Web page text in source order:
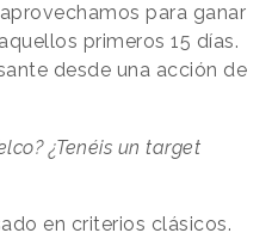
para ganar
primeros 15 días.
desde una acción de
¿Tenéis un target
en criterios clásicos.